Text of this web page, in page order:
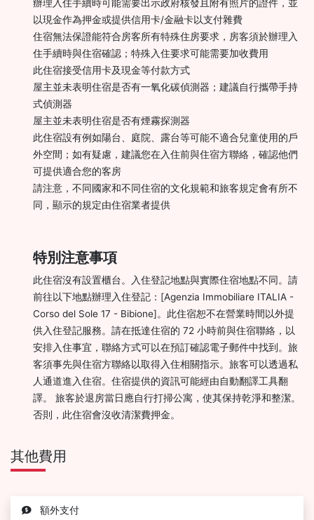
辦理入住手續時可能需要出示政府核發且附有照片的證件，並
以現金作為押金或提供信用卡/金融卡以支付雜費
住宿無法保證能符合房客所有特殊住房要求，房客須於辦理入
住手續時與住宿確認；特殊入住要求可能需要加收費用
此住宿接受信用卡及現金等付款方式
屋主並未表明住宿是否有一氧化碳偵測器；建議自行攜帶手持
式偵測器
屋主並未表明住宿是否有煙霧探測器
此住宿設有例如陽台、庭院、露台等可能不適合兒童使用的戶
外空間；如有疑慮，建議您在入住前與住宿方聯絡，確認他們
可提供適合您的客房
請注意，不同國家和不同住宿的文化規範和旅客規定會有所不
同，顯示的規定由住宿業者提供
特別注意事項
此住宿沒有設置櫃台。入住登記地點與實際住宿地點不同。請
前往以下地點辦理入住登記：[Agenzia Immobiliare ITALIA -
Corso del Sole 17 - Bibione]。此住宿恕不在營業時間以外提
供入住登記服務。請在抵達住宿的 72 小時前與住宿聯絡，以
安排入住事宜，聯絡方式可以在預訂確認電子郵件中找到。旅
客須事先與住宿方聯絡以取得入住相關指示。旅客可以透過私
人通道進入住宿。住宿提供的資訊可能經由自動翻譯工具翻
譯。 旅客於退房當日應自行打掃公寓，使其保持乾淨和整潔。
否則，此住宿會沒收清潔費押金。
其他費用
額外支付